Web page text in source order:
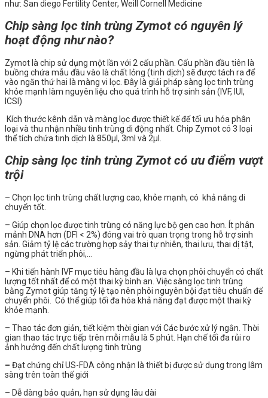
như: San diego Fertility Center, Weill Cornell Medicine
Chip sàng lọc tinh trùng Zymot có nguyên lý
hoạt động như nào?
Zymot là chip sử dụng một lần với 2 cấu phần. Cấu phần đầu tiên là
buồng chứa mẫu đầu vào là chất lỏng (tinh dịch) sẽ được tách ra để
vào ngăn thứ hai là màng vi lọc. Đây là giải pháp sàng lọc tinh trùng
khỏe mạnh làm nguyên liệu cho quá trình hỗ trợ sinh sản (IVF, IUI,
ICSI)
Kích thước kênh dẫn và màng lọc được thiết kế để tối ưu hóa phân
loại và thu nhận nhiều tinh trùng di động nhất. Chip Zymot có 3 loại
thể tích chứa tinh dịch là 850µl, 3ml và 2µl.
Chip sàng lọc tinh trùng Zymot có ưu điểm vượt
trội
– Chọn lọc tinh trùng chất lượng cao, khỏe mạnh, có khả năng di
chuyển tốt.
– Giúp chọn lọc được tinh trùng có năng lực bộ gen cao hơn. Ít phân
mảnh DNA hơn (DFI < 2%) đóng vai trò quan trọng trong hỗ trợ sinh
sản. Giảm tỷ lệ các trường hợp sảy thai tự nhiên, thai lưu, thai dị tật,
ngừng phát triển phôi,…
– Khi tiến hành IVF mục tiêu hàng đầu là lựa chọn phôi chuyển có chất
lượng tốt nhất để có một thai kỳ bình an. Việc sàng lọc tinh trùng
bằng Zymot giúp tăng tỷ lệ tạo nên phôi nguyên bội đạt tiêu chuẩn để
chuyển phôi. Có thể giúp tối đa hóa khả năng đạt được một thai kỳ
khỏe mạnh.
– Thao tác đơn giản, tiết kiệm thời gian với Các bước xử lý ngắn. Thời
gian thao tác trực tiếp trên mỗi mẫu là 5 phút. Hạn chế tối đa rủi ro
ảnh hưởng đến chất lượng tinh trùng
– Đạt chứng chỉ US-FDA công nhận là thiết bị được sử dụng trong lâm
sàng trên toàn thế giới
– Dễ dàng bảo quản, hạn sử dụng lâu dài